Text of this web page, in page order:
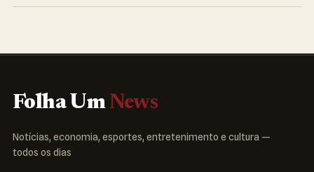
Folha Um News
Notícias, economia, esportes, entretenimento e cultura —
todos os dias